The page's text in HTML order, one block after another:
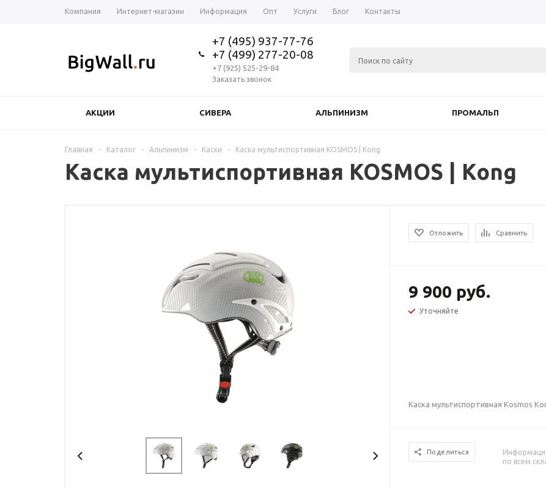
Компания Интернет-магазин Информация Опт Услуги Блог Контакты
+7 (495) 937-77-76
+7 (499) 277-20-08
+7 (925) 525-29-84
Заказать звонок
АКЦИИ СИВЕРА АЛЬПИНИЗМ ПРОМАЛЬП
Главная - Каталог - Альпинизм - Каски - Каска мультиспортивная KOSMOS | Kong
Каска мультиспортивная KOSMOS | Kong
Отложить Сравнить
9 900 руб.
Уточняйте
Каска мультиспортивная Kosmos
Поделиться
по всем